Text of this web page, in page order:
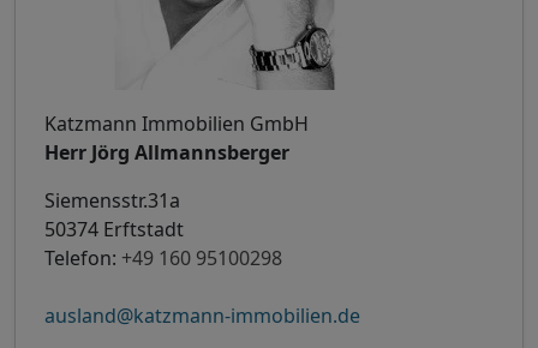
Katzmann Immobilien GmbH
Herr Jörg Allmannsberger
Siemensstr.31a
50374 Erftstadt
Telefon: +49 160 95100298
ausland@katzmann-immobilien.de